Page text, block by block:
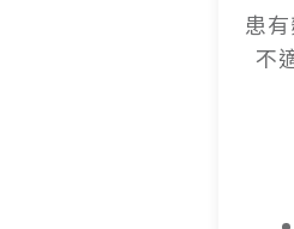
患
不